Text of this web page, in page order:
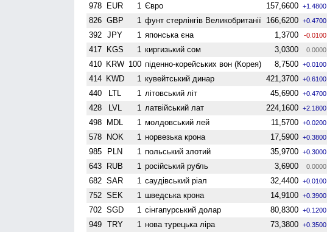
978 EUR 1 Євро 157,6600 +1.4800
826 GBP 1 фунт стерлінгів Велико­британії 166,6200 +0.4700
392 JPY 1 японська єна 1,3700 -0.0100
417 KGS 1 киргизький сом 3,0300 0.0000
410 KRW 100 піденно-корейських вон (Корея) 8,7500 +0.0100
414 KWD 1 кувейтський динар 421,3700 +0.6100
440 LTL 1 літовський літ 45,6900 +0.4700
428 LVL 1 латвійський лат 224,1600 +2.1800
498 MDL 1 молдовський лей 11,5700 +0.0200
578 NOK 1 норвезька крона 17,5900 +0.3800
985 PLN 1 польський злотий 35,9700 +0.3000
643 RUB 1 російський рубль 3,6900 0.0000
682 SAR 1 саудівський ріал 32,4400 +0.0100
752 SEK 1 шведська крона 14,9100 +0.3900
702 SGD 1 сінгапурський долар 80,8300 +0.1200
949 TRY 1 нова турецька ліра 73,3800 +0.3500